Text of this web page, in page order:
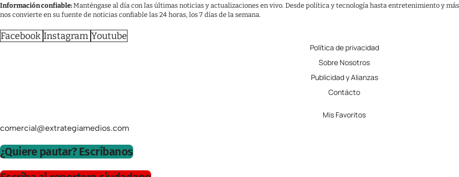
Información confiable:Manténgase al día con las últimas noticias y actualizaciones en vivo. Desde política y tecnología hasta entretenimiento y
nos convierte en su fuente de noticias confiable las 24 horas, los 7 días de la semana.
Facebook Instagram Youtube
Política de privacidad
Sobre Nosotros
Publicidad y Alianzas
Contácto
Mis Favoritos
comercial@extrategiamedios.com
¿Quiere pautar? Escríbanos